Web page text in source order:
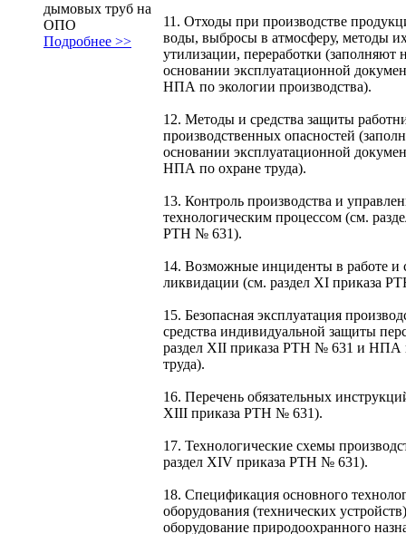
дымовых труб на
ОПО
Подробнее >>
11. Отходы при производстве
воды, выбросы в атмосферу, методы
утилизации, переработки (заполняют
основании эксплуатационной
НПА по экологии производства).
12. Методы и средства защиты
производственных опасностей
основании эксплуатационной
НПА по охране труда).
13. Контроль производства и
технологическим процессом (см.
РТН № 631).
14. Возможные инциденты в работе и
ликвидации (см. раздел XI приказа
15. Безопасная эксплуатация
средства индивидуальной защиты
раздел XII приказа РТН № 631 и НПА
труда).
16. Перечень обязательных
XIII приказа РТН № 631).
17. Технологические схемы
раздел XIV приказа РТН № 631).
18. Спецификация основного
оборудования (технических
оборудование природоохранного